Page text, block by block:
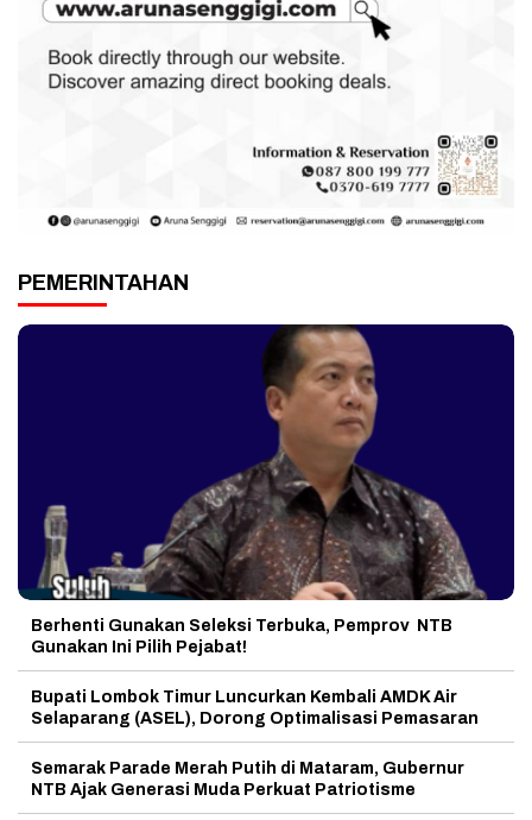
PEMERINTAHAN
Berhenti Gunakan Seleksi Terbuka, Pemprov NTB
Gunakan Ini Pilih Pejabat!
Bupati Lombok Timur Luncurkan Kembali AMDK Air
Selaparang (ASEL), Dorong Optimalisasi Pemasaran
Semarak Parade Merah Putih di Mataram, Gubernur
NTB Ajak Generasi Muda Perkuat Patriotisme